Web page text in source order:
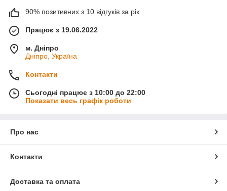
90% позитивних з 10 відгуків за рік
Працює з 19.06.2022
м. Дніпро
Дніпро, Україна
Контакти
Сьогодні працює з 10:00 до 22:00
Показати весь графік роботи
Про нас
Контакти
Доставка та оплата